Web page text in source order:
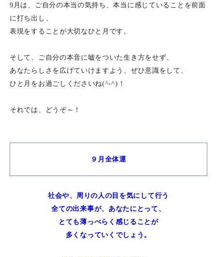
9月は、ご自分の本当の気持ち、本当に感じていることを前面
に打ち出し、
表現をすることが大切なひと月です。
そして、ご自分の本音に嘘をついた生き方をせず、
あなたらしさを広げていけますよう、ぜひ意識をして、
ひと月をお過ごしくださいね(^-^)！
それでは、どうぞ～！
９月全体運
社会や、周りの人の目を気にして行う
全ての出来事が、あなたにとって、
とても薄っぺらく感じることが
多くなっていくでしょう。